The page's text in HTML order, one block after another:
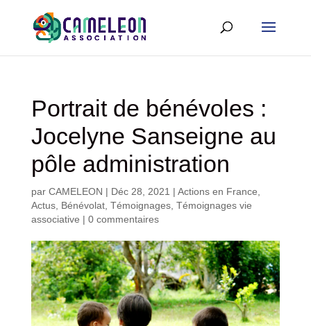
Portrait de bénévoles :
Jocelyne Sanseigne au
pôle administration
par CAMELEON | Déc 28, 2021 | Actions en France
Actus, Bénévolat, Témoignages, Témoignages vie
associative | 0 commentaires